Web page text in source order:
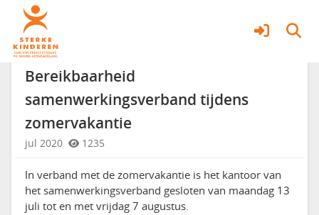
Bereikbaarheid
samenwerkingsverband tijdens
zomervakantie
jul 2020 1235
In verband met de zomervakantie is het kantoor van
het samenwerkingsverband gesloten van maandag 13
juli tot en met vrijdag 7 augustus.